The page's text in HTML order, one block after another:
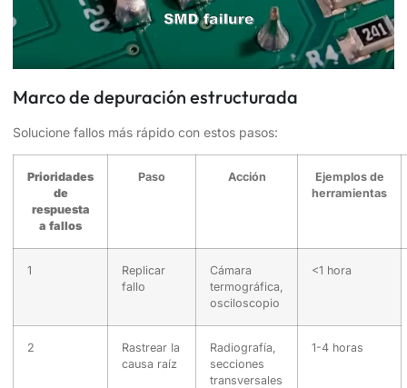
Marco de depuración estructurada
Solucione fallos más rápido con estos pasos:
Prioridades
de
respuesta
a fallos
Paso Acción
Ejemplos de
herramientas
1
Replicar
fallo
Cámara
termográfica,
osciloscopio
<1 hora
2
Rastrear la
causa raíz
Radiografía,
secciones
transversales
1-4 horas